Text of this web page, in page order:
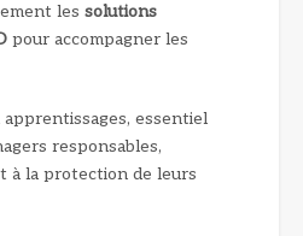
les solutions
pour accompagner les
essentiel
responsables,
à la protection de leurs